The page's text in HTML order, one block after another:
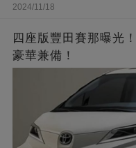
2024/11/18
四座版豐田賽那曝光
豪華兼備！